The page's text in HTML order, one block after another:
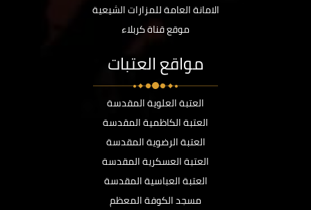
الامانة العامة للمزارات الشيعية
موقع قناة كربلاء
مواقع العتبات
العتبة العلوية المقدسة
العتبة الكاظمية المقدسة
العتبة الرضوية المقدسة
العتبة العسكرية المقدسة
العتبة العباسية المقدسة
مسجد الكوفة المعظم